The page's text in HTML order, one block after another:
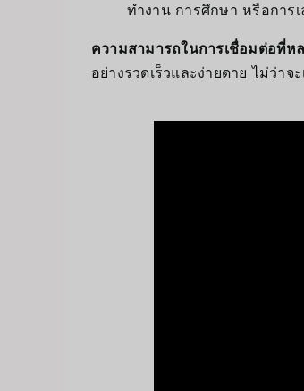
ทำงาน การศึกษา หรือการเ
ความสามารถในการเชื่อมต่อที่ห
อย่างรวดเร็วและง่ายดาย ไม่ว่า